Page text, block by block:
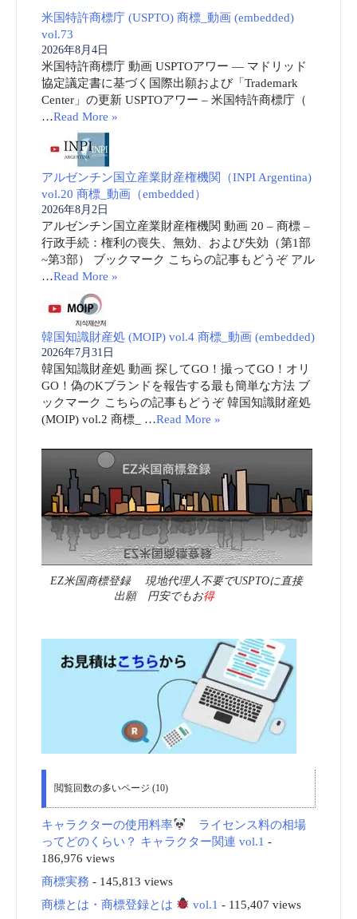
米国特許商標庁 (USPTO) 商標_動画 (embedded)
vol.73
2026年8月4日
米国特許商標庁 動画 USPTOアワー ― マドリッド
協定議定書に基づく国際出願および「Trademark
Center」の更新 USPTOアワー – 米国特許商標庁（
…Read More »
アルゼンチン国立産業財産権機関（INPI Argentina)
vol.20 商標_動画（embedded）
2026年8月2日
アルゼンチン国立産業財産権機関 動画 20 – 商標 –
行政手続：権利の喪失、無効、および失効（第1部
~第3部） ブックマーク こちらの記事もどうぞ アル
…Read More »
韓国知識財産処 (MOIP) vol.4 商標_動画 (embedded)
2026年7月31日
韓国知識財産処 動画 探してGO！撮ってGO！オリ
GO！偽のKブランドを報告する最も簡単な方法 ブ
ックマーク こちらの記事もどうぞ 韓国知識財産処
(MOIP) vol.2 商標_ …Read More »
EZ米国商標登録 現地代理人不要でUSPTOに直接
出願 円安でもお得
閲覧回数の多いページ (10)
キャラクターの使用料率
ライセンス料の相場
ってどのくらい？ キャラクター関連 vol.1 -
186,976 views
商標実務 - 145,813 views
商標とは・商標登録とは
vol.1 - 115,407 views